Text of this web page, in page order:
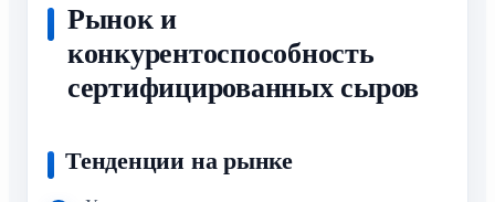
Рынок и
конкурентоспособность
сертифицированных сыров
Тенденции на рынке